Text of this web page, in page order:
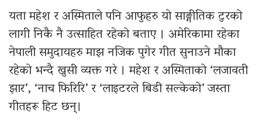
यता महेश र अस्मिताले पनि आफुहरु यो साङ्गीतिक टुरको
लागी निकै नै उत्साहित रहेको बताए । अमेरिकामा रहेका
नेपाली समुदायहरु माझ नजिक पुगेर गीत सुनाउने मौका
रहेको भन्दै खुसी व्यक्त गरे । महेश र अस्मिताको ‘लजावती
झार’, ‘नाच फिरिरि’ र ‘लाइटरले बिडी सल्केको’ जस्ता
गीतहरू हिट छन्।